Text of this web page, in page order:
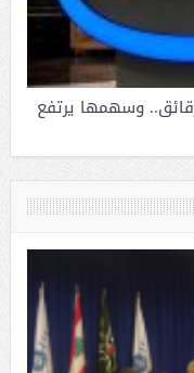
وسهمها يرتفع